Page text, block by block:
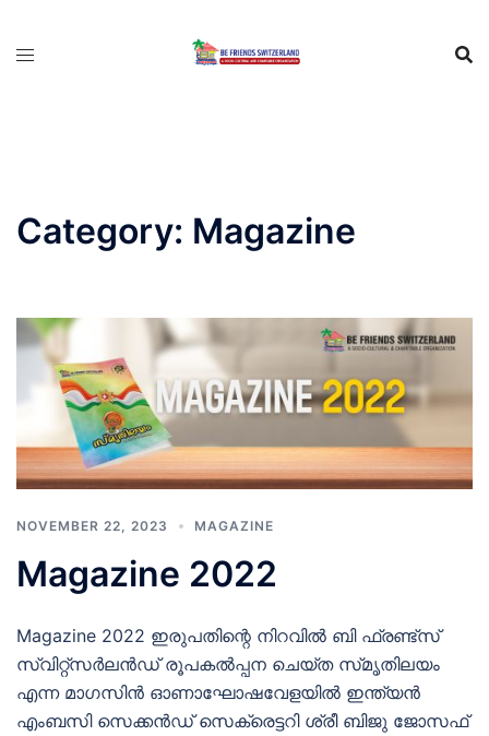
Category: Magazine
NOVEMBER 22, 2023 MAGAZINE
Magazine 2022
Magazine 2022 ഇരുപതിന്റെ നിറവിൽ ബി ഫ്രണ്ട്‌സ്
സ്വിറ്റ്സർലൻഡ് രൂപകൽപ്പന ചെയ്‌ത സ്‌മൃതിലയം
എന്ന മാഗസിൻ ഓണാഘോഷവേളയിൽ ഇന്ത്യൻ
എംബസി സെക്കൻഡ് സെക്രെട്ടറി ശ്രീ ബിജു ജോസഫ്